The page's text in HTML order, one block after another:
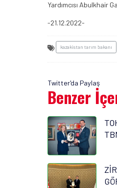
Yardımcısı Abulkhair
-21.12.2022-
kazakistan tarım bakanı
Twitter'da Paylaş
Benzer